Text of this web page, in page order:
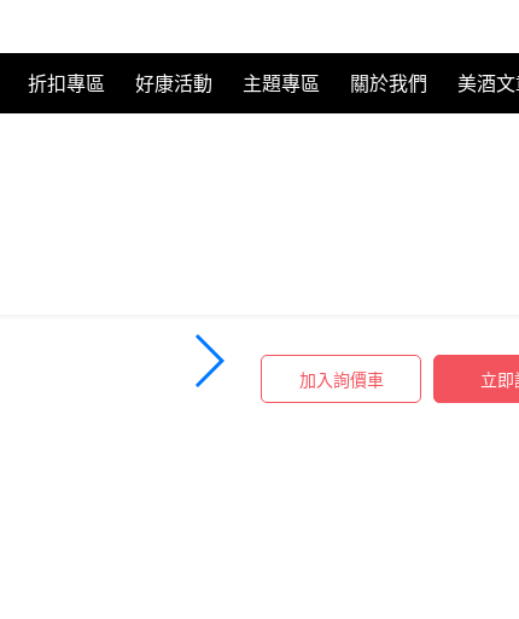
折扣專區 好康活動 主題專區 關於我們 美酒
★買一送一 英國柏
加入詢價車 立即